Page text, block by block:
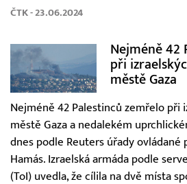
ČTK - 23.06.2024
Nejméně 42
při
městě Gaza
Nejméně 42 Palestinců zemřelo při
městě Gaza a nedalekém
dnes podle Reuters úřady
Hamás. Izraelská armáda podle
(ToI) uvedla, že cílila na dvě místa